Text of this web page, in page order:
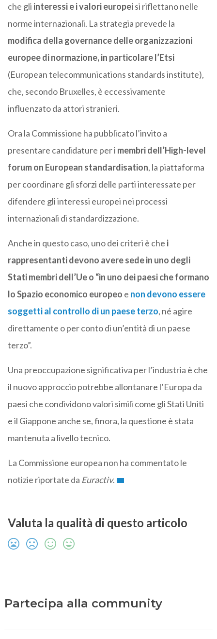
che gli interessi e i valori europeisi riflettano nelle
norme internazionali. La strategia prevede la
modifica della governance delle organizzazioni
europee di normazione, in particolare l’Etsi
(European telecommunications standards institute),
che, secondo Bruxelles, è eccessivamente
influenzato da attori stranieri.
Ora la Commissione ha pubblicato l’invito a
presentare candidature per i membri dell’High-level
forum on European standardisation, la piattaforma
per coordinare gli sforzi delle parti interessate per
difendere gli interessi europei nei processi
internazionali di standardizzazione.
Anche in questo caso, uno dei criteri è che i
rappresentanti devono avere sede in uno degli
Stati membri dell’Ue o “in uno dei paesi che formano
lo Spazio economico europeo e non devono essere
soggetti al controllo di un paese terzo, né agire
direttamente o per conto di un’entità di un paese
terzo”.
Una preoccupazione significativa per l’industria è che
il nuovo approccio potrebbe allontanare l’Europa da
paesi che condividono valori simili come gli Stati Uniti
e il Giappone anche se, finora, la questione è stata
mantenuta a livello tecnico.
La Commissione europea non ha commentato le
notizie riportate da Euractiv.
Valuta la qualità di questo articolo
Partecipa alla community